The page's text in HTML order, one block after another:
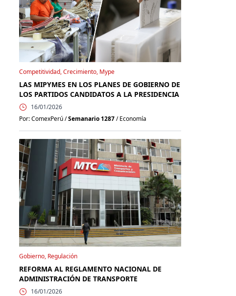
Competitividad, Crecimiento, Mype
LAS MIPYMES EN LOS PLANES DE GOBIERNO DE
LOS PARTIDOS CANDIDATOS A LA PRESIDENCIA
16/01/2026
Por: ComexPerú /Semanario 1287/ Economía
Gobierno, Regulación
REFORMA AL REGLAMENTO NACIONAL DE
ADMINISTRACIÓN DE TRANSPORTE
16/01/2026